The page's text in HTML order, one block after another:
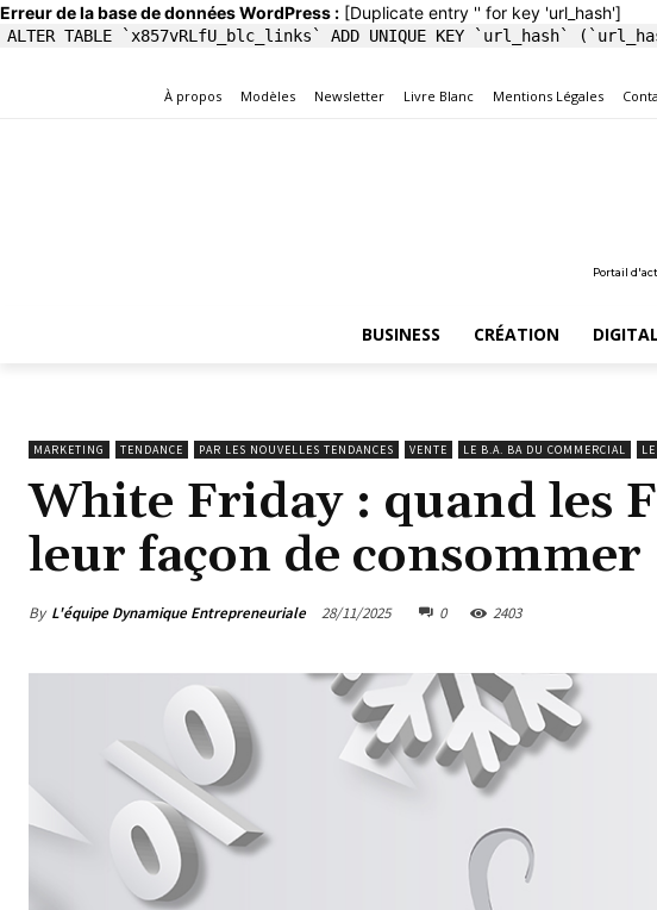
Erreur de la base de données WordPress : [Duplicate entry '' for key 'url_hash']
ALTER TABLE `x857vRLfU_blc_links` ADD UNIQUE KEY `url_hash`
À propos Modèles Newsletter Livre Blanc Mentions Légales
Portail
BUSINESS CRÉATION DIGITAL
MARKETING TENDANCE PAR LES NOUVELLES TENDANCES VENTE LE B.A. BA DU COMMERCIAL
White Friday : quand les
leur façon de consommer
By L'équipe Dynamique Entrepreneuriale 28/11/2025 0 2403